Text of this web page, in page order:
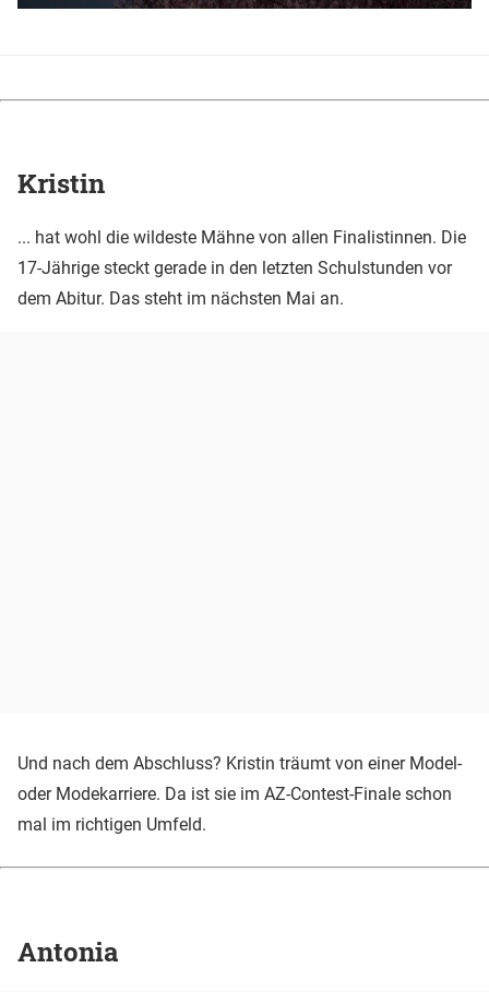
Kristin
... hat wohl die wildeste Mähne von allen Finalistinnen. Die
17-Jährige steckt gerade in den letzten Schulstunden vor
dem Abitur. Das steht im nächsten Mai an.
Und nach dem Abschluss? Kristin träumt von einer Model-
oder Modekarriere. Da ist sie im AZ-Contest-Finale schon
mal im richtigen Umfeld.
Antonia